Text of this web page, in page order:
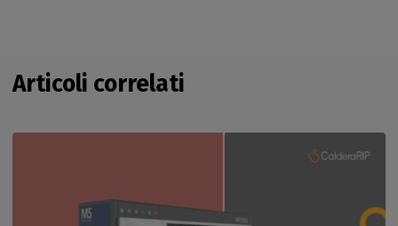
Articoli correlati